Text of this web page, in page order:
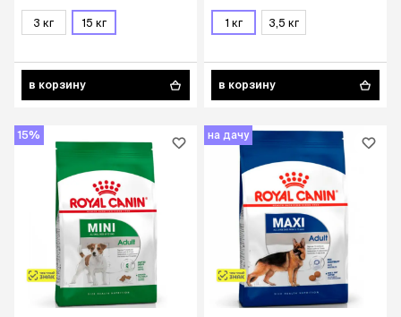
7 лет, 15 кг
3 кг 15 кг
в корзину
10 кг с пищевой аллергией,
1 кг1 кг 3,5 кг
в корзину
15% на дачу